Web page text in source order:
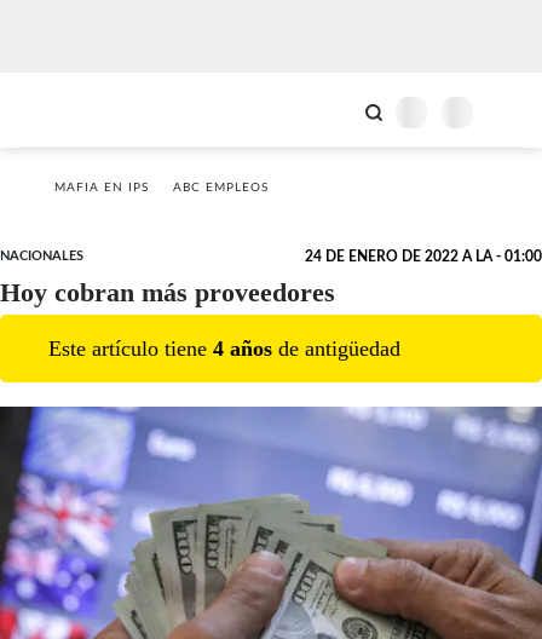
MAFIA EN IPS ABC EMPLEOS
NACIONALES 24 DE ENERO DE 2022 A LA - 01:00
Hoy cobran más proveedores
Este artículo tiene 4 años de antigüedad